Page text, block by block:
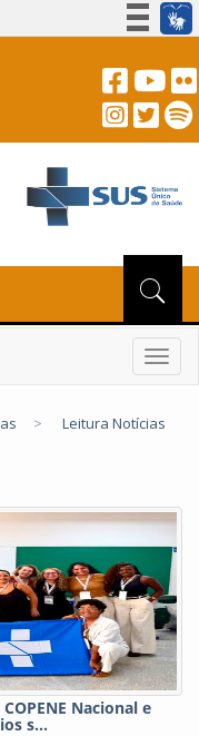
à informação
Canais
> Leitura Notícias
Nacional e
s...